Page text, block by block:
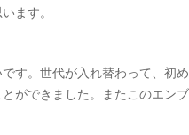
ます。
す。世代が入れ替わって、初
ができました。またこのエン